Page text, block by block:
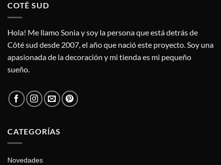
COTÊ SUD
Hola! Me llamo Sonia y soy la persona que está detrás de
Côté sud desde 2007, el año que nació este proyecto. Soy una
apasionada de la decoración y mi tienda es mi pequeño
sueño.
CATEGORÍAS
Novedades